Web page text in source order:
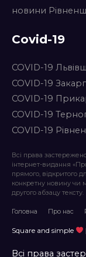
новини
Covid-19
COVID-19
COVID-19
COVID-19
COVID-19
COVID-19
Всі права
інтернет-видання
прямого, відкритого
конкретну новину чи
другого абзацу тексту.
Головна Про нас
Square and simple
Всі права